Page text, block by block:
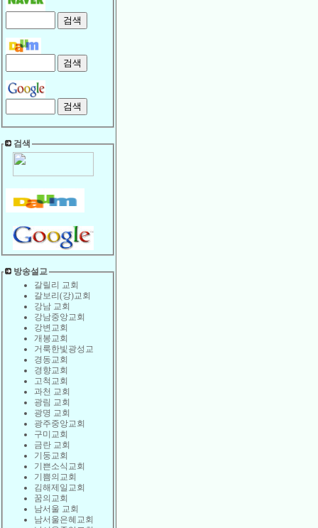
검색
방송설교
갈릴리 교회
갈보리(강)교회
강남 교회
강남중앙교회
강변교회
개봉교회
거룩한빛광성교
경동교회
경향교회
고척교회
과천 교회
광림 교회
광명 교회
광주중앙교회
구미교회
금란 교회
기둥교회
기쁜소식교회
기쁨의교회
김해제일교회
꿈의교회
남서울 교회
남서울은혜교회